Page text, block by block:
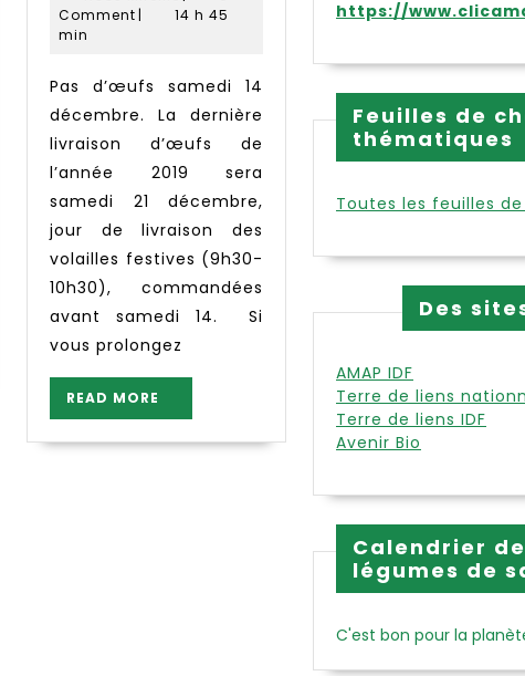
2019
Mireille
Comment |
14 h 45
min
Pas d’œufs samedi 14
décembre. La dernière
livraison d’œufs de
l’année 2019 sera
samedi 21 décembre,
jour de livraison des
volailles festives (9h30-
10h30), commandées
avant samedi 14. Si
vous prolongez
READ MORE
MORE
https://
Feuilles de
thématiques
Toutes les feuilles
Des
AMAP IDF
Terre de liens
Terre de liens IDF
Avenir Bio
Calendrier
légumes de
C'est bon pour la